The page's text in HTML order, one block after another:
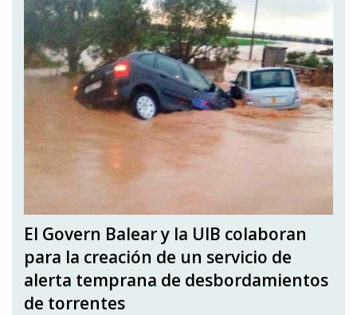
El Govern Balear y la UIB colaboran
para la creación de un servicio de
alerta temprana de desbordamientos
de torrentes